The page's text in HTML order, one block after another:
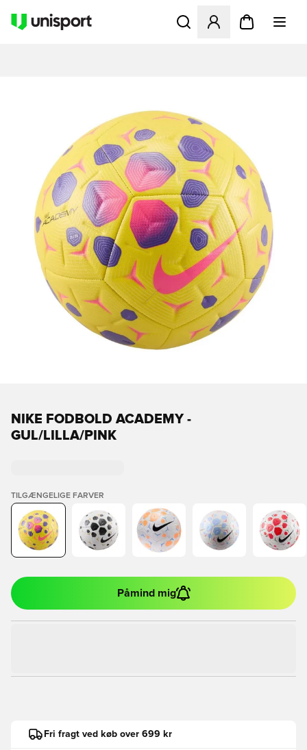
Åbner en Modal til at
NIKE FODBOLD ACADEMY -
GUL/LILLA/PINK
TILGÆNGELIGE FARVER
Påmind mig
Fri fragt ved køb over 699 kr